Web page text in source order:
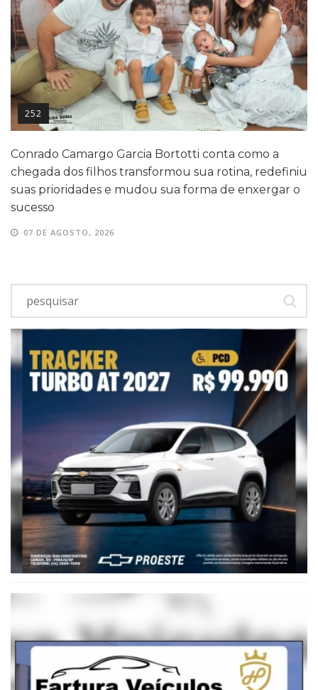
252
Conrado Camargo Garcia Bortotti conta como a
chegada dos filhos transformou sua rotina, redefiniu
suas prioridades e mudou sua forma de enxergar o
sucesso
07 DE AGOSTO, 2026